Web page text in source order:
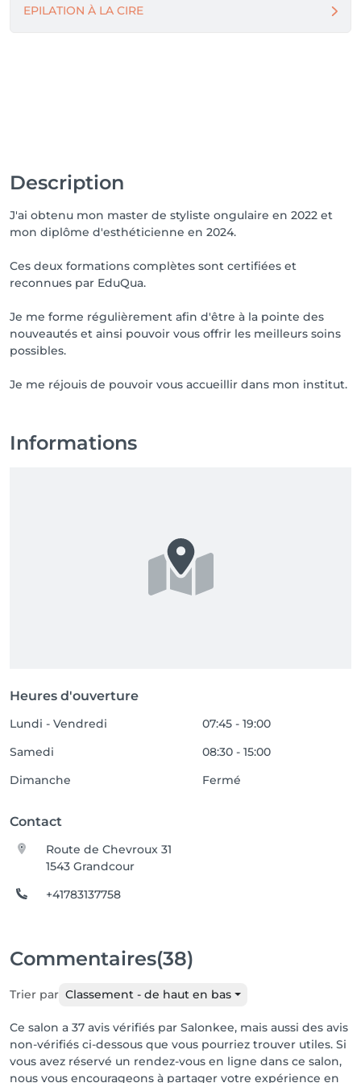
EPILATION À LA CIRE
Description
J'ai obtenu mon master de styliste ongulaire en 2022 et
mon diplôme d'esthéticienne en 2024.
Ces deux formations complètes sont certifiées et
reconnues par EduQua.
Je me forme régulièrement afin d'être à la pointe des
nouveautés et ainsi pouvoir vous offrir les meilleurs soins
possibles.
Je me réjouis de pouvoir vous accueillir dans mon institut.
Informations
Heures d'ouverture
Lundi - Vendredi
07:45 - 19:00
Samedi
08:30 - 15:00
Dimanche
Fermé
Contact
Route de Chevroux 31
1543 Grandcour
+41783137758
Commentaires(38)
Trier par Classement - de haut en bas
Ce salon a 37 avis vérifiés par Salonkee, mais aussi des avis
non-vérifiés ci-dessous que vous pourriez trouver utiles. Si
vous avez réservé un rendez-vous en ligne dans ce salon,
nous vous encourageons à partager votre expérience en